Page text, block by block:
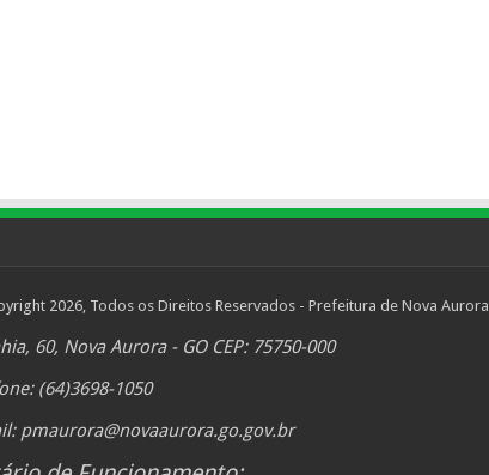
2026, Todos os Direitos Reservados - Prefeitura de Nova Aurora
60, Nova Aurora - GO CEP: 75750-000
(64)3698-1050
pmaurora@novaaurora.go.gov.br